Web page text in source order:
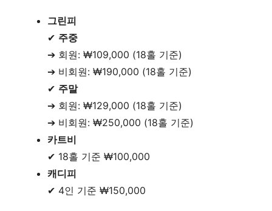
그린피
✔ 주중
➔ 회원: ₩109,000 (18홀 기준)
➔ 비회원: ₩190,000 (18홀 기준)
✔ 주말
➔ 회원: ₩129,000 (18홀 기준)
➔ 비회원: ₩250,000 (18홀 기준)
카트비
✔ 18홀 기준 ₩100,000
캐디피
✔ 4인 기준 ₩150,000